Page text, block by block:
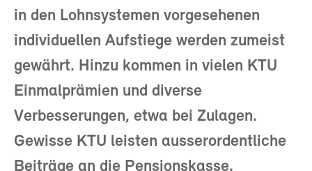
in den Lohnsystemen vorgesehenen
individuellen Aufstiege werden zumeist
gewährt. Hinzu kommen in vielen KTU
Einmalprämien und diverse
Verbesserungen, etwa bei Zulagen.
Gewisse KTU leisten ausserordentliche
Beiträge an die Pensionskasse.